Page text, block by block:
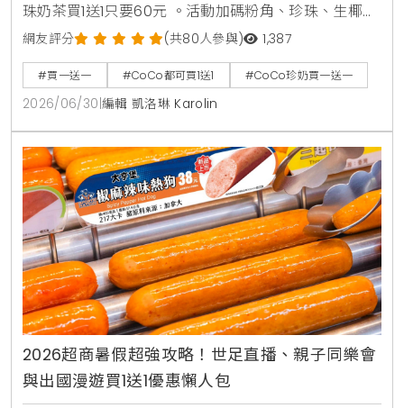
珠奶茶買1送1只要60元 。活動加碼粉角、珍珠、生椰職
人拿鐵同價位買1送1 。同步推出暑來寶2杯99元好康，
新增紅柚雙響炮與紅柚香檸美式等6款指定飲品任選 。
網友評分 (共80人參與) 1,387
#買一送一 #CoCo都可買1送1 #CoCo珍奶買一送一
2026/06/30 編輯 凱洛琳 Karolin
2026超商暑假超強攻略！世足直播、親子同樂會
與出國漫遊買1送1優惠懶人包